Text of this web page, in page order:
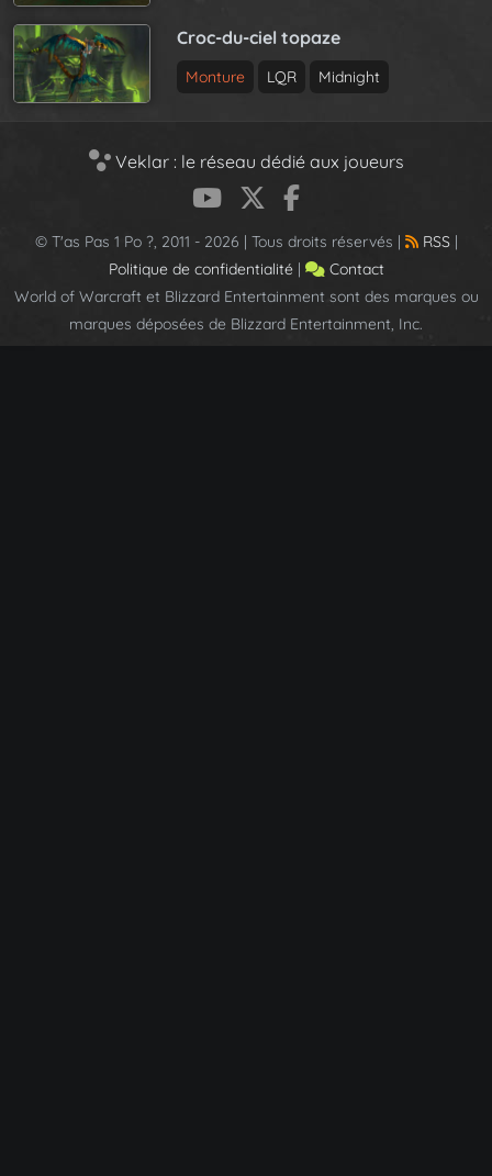
Croc-du-ciel topaze
Monture LQR Midnight
Veklar : le réseau dédié aux joueurs
© T'as Pas 1 Po ?, 2011 - 2026 | Tous droits réservés | RSS|
Politique de confidentialité|
Contact
World of Warcraft et Blizzard Entertainment sont des marques ou
marques déposées de Blizzard Entertainment, Inc.